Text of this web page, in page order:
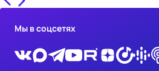
Мы в соцсетях